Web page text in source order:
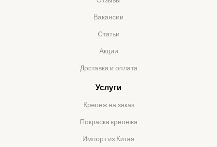
Вакансии
Статьи
Акции
Доставка и оплата
Услуги
Крепеж на заказ
Покраска крепежа
Импорт из Китая